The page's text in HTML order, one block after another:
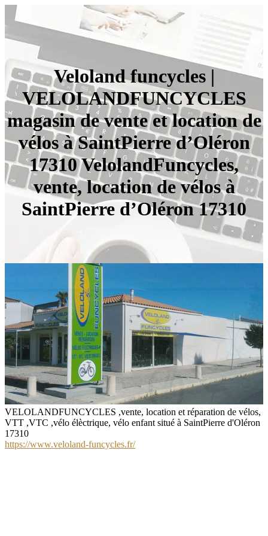
Veloland funcycles |
VELOLANDFUNCYCLES
magasin de vente et location de
vélos à SaintPierre d’Oléron
17310 VelolandFuncycles,
vente, location de vélos à
SaintPierre d’Oléron 17310
VELOLANDFUNCYCLES ,vente, location et réparation de vélos,
VTT ,VTC ,vélo élèctrique, vélo enfant situé à SaintPierre d'Oléron
17310
https://www.veloland-funcycles.fr/